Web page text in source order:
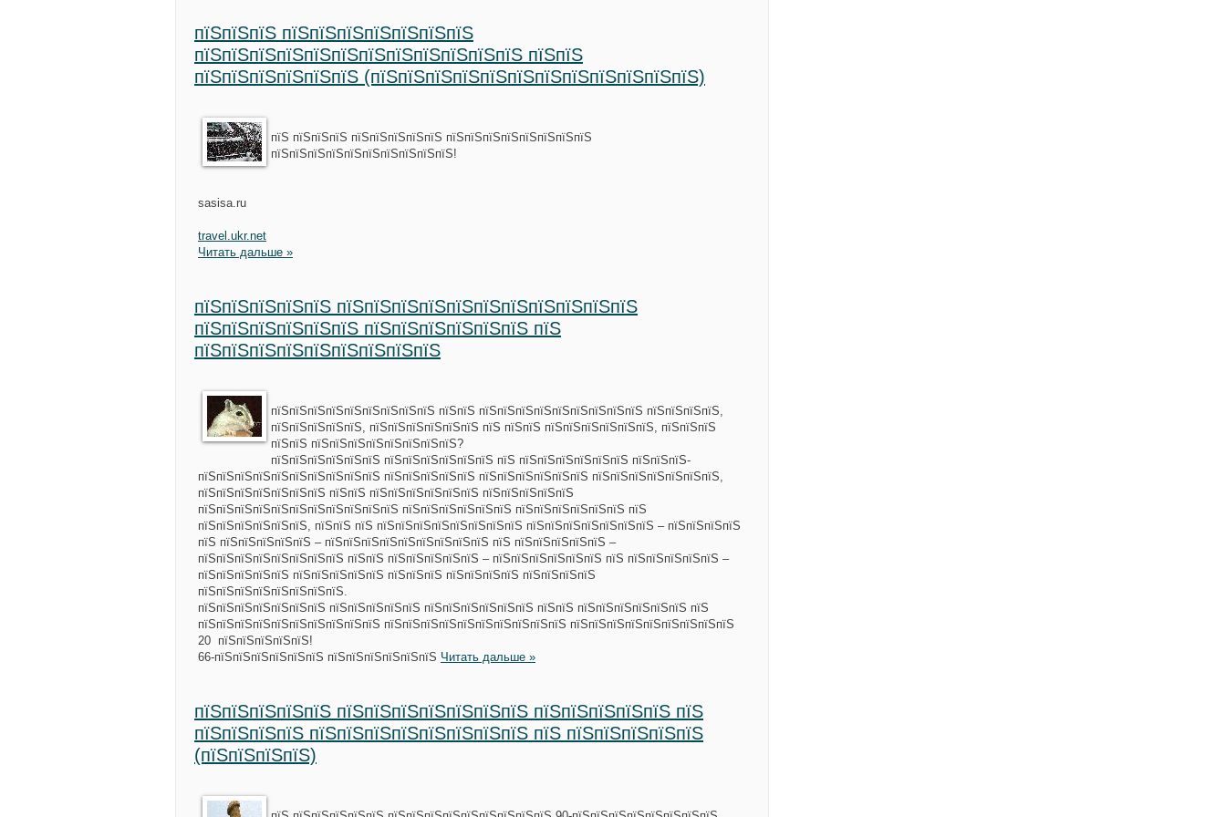
пїЅпїЅпїЅ пїЅпїЅпїЅпїЅпїЅпїЅпїЅ
пїЅпїЅпїЅпїЅпїЅпїЅпїЅпїЅпїЅпїЅпїЅпїЅ пїЅпїЅ
пїЅпїЅпїЅпїЅпїЅпїЅ (пїЅпїЅпїЅпїЅпїЅпїЅпїЅпїЅпїЅпїЅпїЅпїЅ)
пїЅ пїЅпїЅпїЅ пїЅпїЅпїЅпїЅпїЅ пїЅпїЅпїЅпїЅпїЅпїЅпїЅпїЅ
пїЅпїЅпїЅпїЅпїЅпїЅпїЅпїЅпїЅпїЅ!
sasisa.ru
travel.ukr.net
Читать дальше »
пїЅпїЅпїЅпїЅпїЅ пїЅпїЅпїЅпїЅпїЅпїЅпїЅпїЅпїЅпїЅпїЅ
пїЅпїЅпїЅпїЅпїЅпїЅ пїЅпїЅпїЅпїЅпїЅпїЅ пїЅ
пїЅпїЅпїЅпїЅпїЅпїЅпїЅпїЅпїЅ
пїЅпїЅпїЅпїЅпїЅпїЅпїЅпїЅпїЅ пїЅпїЅ пїЅпїЅпїЅпїЅпїЅпїЅпїЅпїЅпїЅ пїЅпїЅпїЅпїЅ,
пїЅпїЅпїЅпїЅпїЅ, пїЅпїЅпїЅпїЅпїЅпїЅ пїЅ пїЅпїЅ пїЅпїЅпїЅпїЅпїЅпїЅ, пїЅпїЅпїЅ
пїЅпїЅ пїЅпїЅпїЅпїЅпїЅпїЅпїЅпїЅ?
пїЅпїЅпїЅпїЅпїЅпїЅ пїЅпїЅпїЅпїЅпїЅпїЅ пїЅ пїЅпїЅпїЅпїЅпїЅпїЅ пїЅпїЅпїЅ-
пїЅпїЅпїЅпїЅпїЅпїЅпїЅпїЅпїЅпїЅ пїЅпїЅпїЅпїЅпїЅ пїЅпїЅпїЅпїЅпїЅпїЅ пїЅпїЅпїЅпїЅпїЅпїЅпїЅ,
пїЅпїЅпїЅпїЅпїЅпїЅпїЅ пїЅпїЅ пїЅпїЅпїЅпїЅпїЅпїЅ пїЅпїЅпїЅпїЅпїЅ
пїЅпїЅпїЅпїЅпїЅпїЅпїЅпїЅпїЅпїЅпїЅ пїЅпїЅпїЅпїЅпїЅпїЅ пїЅпїЅпїЅпїЅпїЅпїЅ пїЅ
пїЅпїЅпїЅпїЅпїЅпїЅ, пїЅпїЅ пїЅ пїЅпїЅпїЅпїЅпїЅпїЅпїЅпїЅ пїЅпїЅпїЅпїЅпїЅпїЅпїЅ – пїЅпїЅпїЅпїЅ
пїЅ пїЅпїЅпїЅпїЅпїЅ – пїЅпїЅпїЅпїЅпїЅпїЅпїЅпїЅпїЅ пїЅ пїЅпїЅпїЅпїЅпїЅ –
пїЅпїЅпїЅпїЅпїЅпїЅпїЅпїЅ пїЅпїЅ пїЅпїЅпїЅпїЅпїЅ – пїЅпїЅпїЅпїЅпїЅпїЅ пїЅ пїЅпїЅпїЅпїЅпїЅ –
пїЅпїЅпїЅпїЅпїЅ пїЅпїЅпїЅпїЅпїЅ пїЅпїЅпїЅ пїЅпїЅпїЅпїЅ пїЅпїЅпїЅпїЅ
пїЅпїЅпїЅпїЅпїЅпїЅпїЅпїЅ.
пїЅпїЅпїЅпїЅпїЅпїЅпїЅ пїЅпїЅпїЅпїЅпїЅ пїЅпїЅпїЅпїЅпїЅпїЅ пїЅпїЅ пїЅпїЅпїЅпїЅпїЅпїЅ пїЅ
пїЅпїЅпїЅпїЅпїЅпїЅпїЅпїЅпїЅпїЅ пїЅпїЅпїЅпїЅпїЅпїЅпїЅпїЅпїЅпїЅ пїЅпїЅпїЅпїЅпїЅпїЅпїЅпїЅпїЅ
20 пїЅпїЅпїЅпїЅпїЅ!
66-пїЅпїЅпїЅпїЅпїЅпїЅ пїЅпїЅпїЅпїЅпїЅпїЅ Читать дальше »
пїЅпїЅпїЅпїЅпїЅ пїЅпїЅпїЅпїЅпїЅпїЅпїЅ пїЅпїЅпїЅпїЅпїЅ пїЅ
пїЅпїЅпїЅпїЅ пїЅпїЅпїЅпїЅпїЅпїЅпїЅпїЅ пїЅ пїЅпїЅпїЅпїЅпїЅ
(пїЅпїЅпїЅпїЅ)